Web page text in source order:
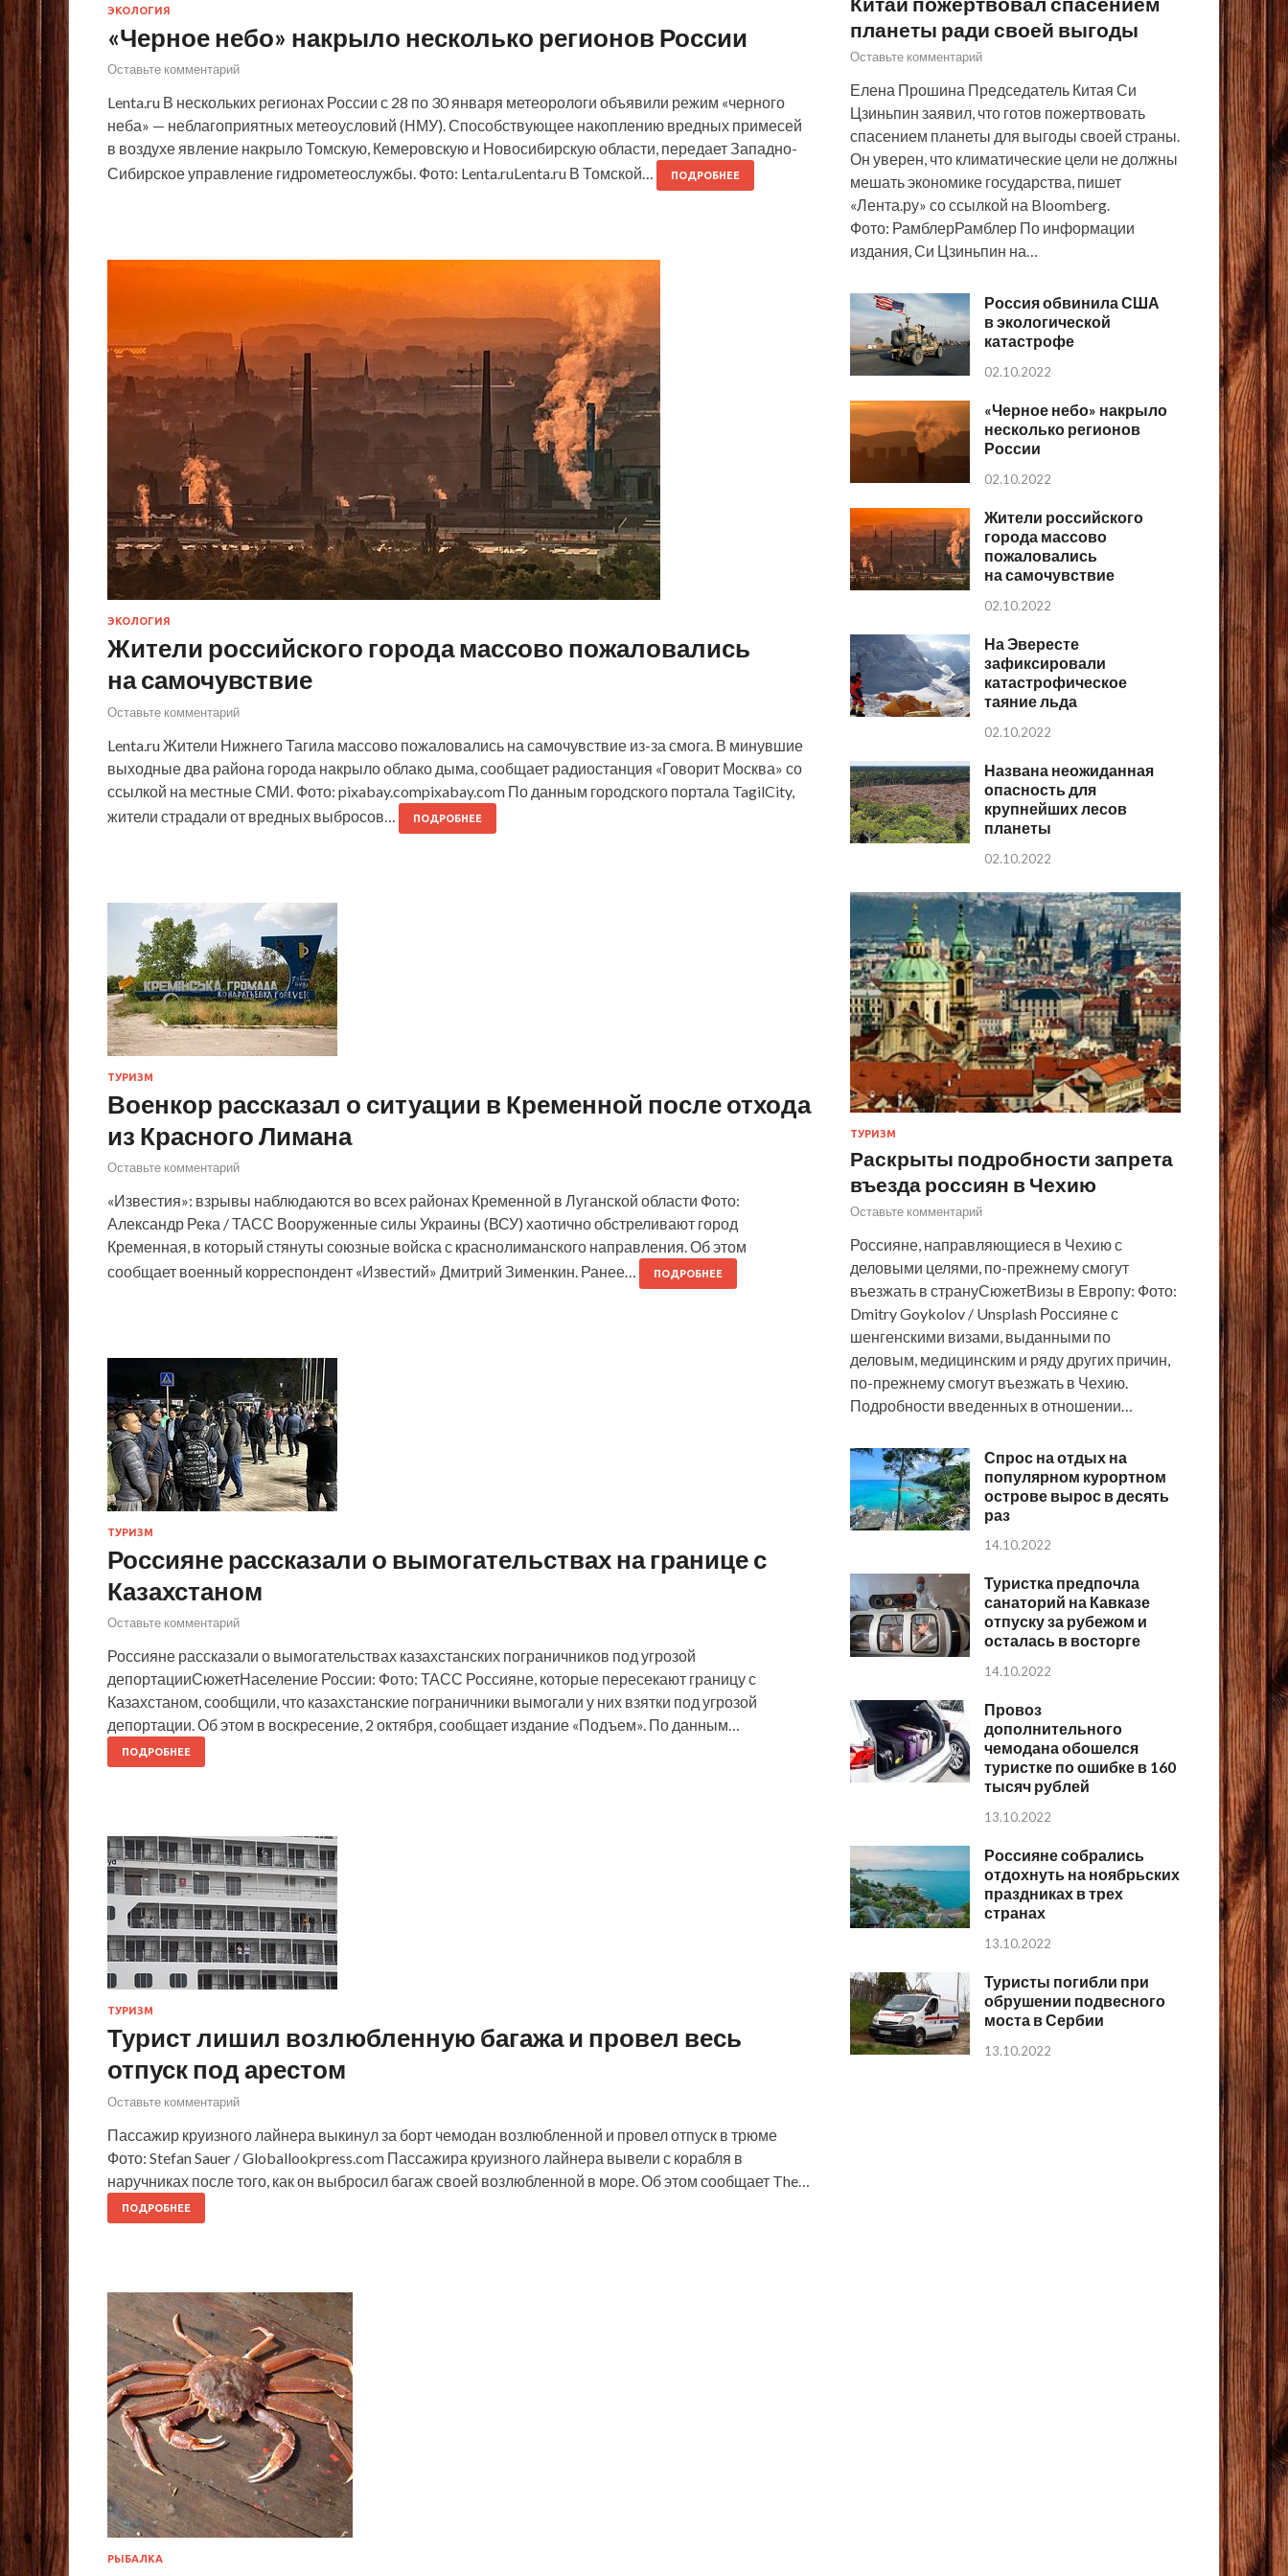
ЭКОЛОГИЯ
«Черное небо» накрыло несколько регионов России
Оставьте комментарий
Lenta.ru В нескольких регионах России с 28 по 30 января метеорологи объявили режим «черного
неба» — неблагоприятных метеоусловий (НМУ). Способствующее накоплению вредных примесей
в воздухе явление накрыло Томскую, Кемеровскую и Новосибирскую области, передает Западно-
Сибирское управление гидрометеослужбы. Фото: Lenta.ruLenta.ru В Томской…
ПОДРОБНЕЕ
ЭКОЛОГИЯ
Жители российского города массово пожаловались
на самочувствие
Оставьте комментарий
Lenta.ru Жители Нижнего Тагила массово пожаловались на самочувствие из-за смога. В минувшие
выходные два района города накрыло облако дыма, сообщает радиостанция «Говорит Москва» со
ссылкой на местные СМИ. Фото: pixabay.compixabay.com По данным городского портала TagilCity,
жители страдали от вредных выбросов…
ПОДРОБНЕЕ
ТУРИЗМ
Военкор рассказал о ситуации в Кременной после отхода
из Красного Лимана
Оставьте комментарий
«Известия»: взрывы наблюдаются во всех районах Кременной в Луганской области Фото:
Александр Река / ТАСС Вооруженные силы Украины (ВСУ) хаотично обстреливают город
Кременная, в который стянуты союзные войска с краснолиманского направления. Об этом
сообщает военный корреспондент «Известий» Дмитрий Зименкин. Ранее…
ПОДРОБНЕЕ
ТУРИЗМ
Россияне рассказали о вымогательствах на границе с
Казахстаном
Оставьте комментарий
Россияне рассказали о вымогательствах казахстанских пограничников под угрозой
депортацииСюжетНаселение России: Фото: ТАСС Россияне, которые пересекают границу с
Казахстаном, сообщили, что казахстанские пограничники вымогали у них взятки под угрозой
депортации. Об этом в воскресение, 2 октября, сообщает издание «Подъем». По данным…
ПОДРОБНЕЕ
ТУРИЗМ
Турист лишил возлюбленную багажа и провел весь
отпуск под арестом
Оставьте комментарий
Пассажир круизного лайнера выкинул за борт чемодан возлюбленной и провел отпуск в трюме
Фото: Stefan Sauer / Globallookpress.com Пассажира круизного лайнера вывели с корабля в
наручниках после того, как он выбросил багаж своей возлюбленной в море. Об этом сообщает The…
ПОДРОБНЕЕ
РЫБАЛКА
планеты ради своей выгоды
Оставьте комментарий
Елена Прошина Председатель Китая Си
Цзиньпин заявил, что готов пожертвовать
спасением планеты для выгоды своей страны.
Он уверен, что климатические цели не должны
мешать экономике государства, пишет
«Лента.ру» со ссылкой на Bloomberg.
Фото: РамблерРамблер По информации
издания, Си Цзиньпин на…
Россия обвинила США
в экологической
катастрофе
02.10.2022
«Черное небо» накрыло
несколько регионов
России
02.10.2022
Жители российского
города массово
пожаловались
на самочувствие
02.10.2022
На Эвересте
зафиксировали
катастрофическое
таяние льда
02.10.2022
Названа неожиданная
опасность для
крупнейших лесов
планеты
02.10.2022
ТУРИЗМ
Раскрыты подробности запрета
въезда россиян в Чехию
Оставьте комментарий
Россияне, направляющиеся в Чехию с
деловыми целями, по-прежнему смогут
въезжать в странуСюжетВизы в Европу: Фото:
Dmitry Goykolov / Unsplash Россияне с
шенгенскими визами, выданными по
деловым, медицинским и ряду других причин,
по-прежнему смогут въезжать в Чехию.
Подробности введенных в отношении…
Спрос на отдых на
популярном курортном
острове вырос в десять
раз
14.10.2022
Туристка предпочла
санаторий на Кавказе
отпуску за рубежом и
осталась в восторге
14.10.2022
Провоз
дополнительного
чемодана обошелся
туристке по ошибке в 160
тысяч рублей
13.10.2022
Россияне собрались
отдохнуть на ноябрьских
праздниках в трех
странах
13.10.2022
Туристы погибли при
обрушении подвесного
моста в Сербии
13.10.2022